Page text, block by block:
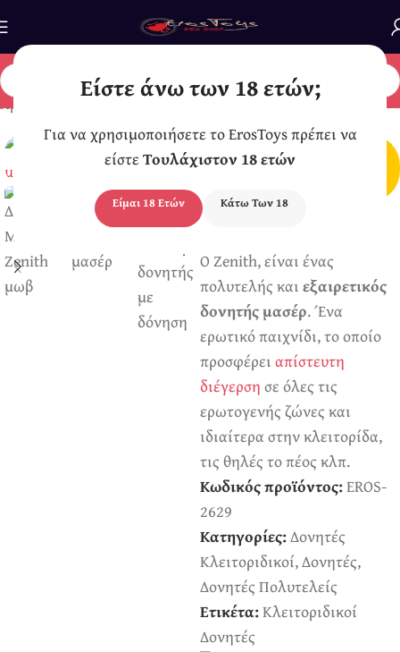
Είστε άνω των 18 ετών;
Για να χρησιμοποιήσετε το ErosToys πρέπει να
είστεΤουλάχιστον 18 ετών
Είμαι 18 Ετών Κάτω Των 18
Αρχική σελίδα/Δονητές/ Δονητές Πολυτελείς
*Διακριτική
Δονητής Μασάζ Zenith
Ο Zenith, είναι ένας
πολυτελής καιεξαιρετικός
δονητής μασέρ. Ένα
ερωτικό παιχνίδι, το οποίο
προσφέρειαπίστευτη
διέγερσησε όλες τις
ερωτογενής ζώνες και
ιδιαίτερα στην κλειτορίδα,
τις θηλές το πέος κλπ.
Κωδικός προϊόντος:EROS-
2629
Κατηγορίες:Δονητές
Κλειτοριδικοί,Δονητές,
Δονητές Πολυτελείς
Ετικέτα:Κλειτοριδικοί
Δονητές